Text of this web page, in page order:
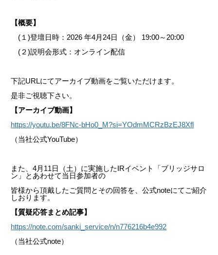
【概要】
(１)登壇日時：2026 年4月24日（金） 19:00～20:00
(２)説明会形式：オンライン配信
下記URLにてアーカイブ動画をご覧いただけます。
是非ご視聴下さい。
【アーカイブ動画】
https://youtu.be/8FNc-bHo0_M?si=YOdmMCRzBzEJ8Xfl
（当社公式YouTube）
また、4月11日（土）に実施したIRイベント「ブリッジサロ
ン」とあわせて当日参加者の
皆様から頂戴したご質問とその回答を、公式noteにてご紹介
しおります。
【質疑応答まとめ記事】
https://note.com/sanki_service/n/n776216b4e992
（当社公式note）